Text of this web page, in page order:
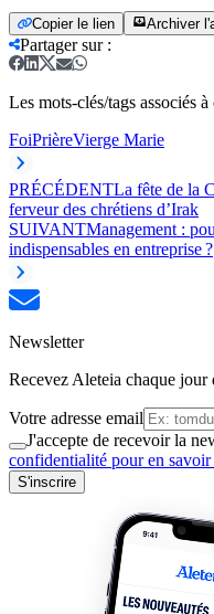
Copier le lien Archiver
Partager sur:
Les mots-clés/tags associés
FoiPrièreVierge Marie
PRÉCÉDENTLa fête de la
ferveur des chrétiens d’Irak
SUIVANTManagement :
indispensables en entreprise ?
Newsletter
Recevez Aleteia chaque jour
Votre adresse email
J'accepte de recevoir la
confidentialité pour en savoir
S'inscrire